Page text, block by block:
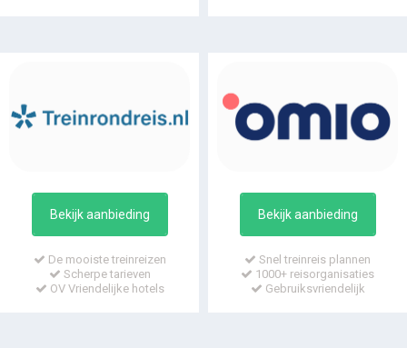
Bekijk aanbieding
De mooiste treinreizen
Scherpe tarieven
OV Vriendelijke hotels
Bekijk aanbieding
Snel treinreis plannen
1000+ reisorganisaties
Gebruiksvriendelijk